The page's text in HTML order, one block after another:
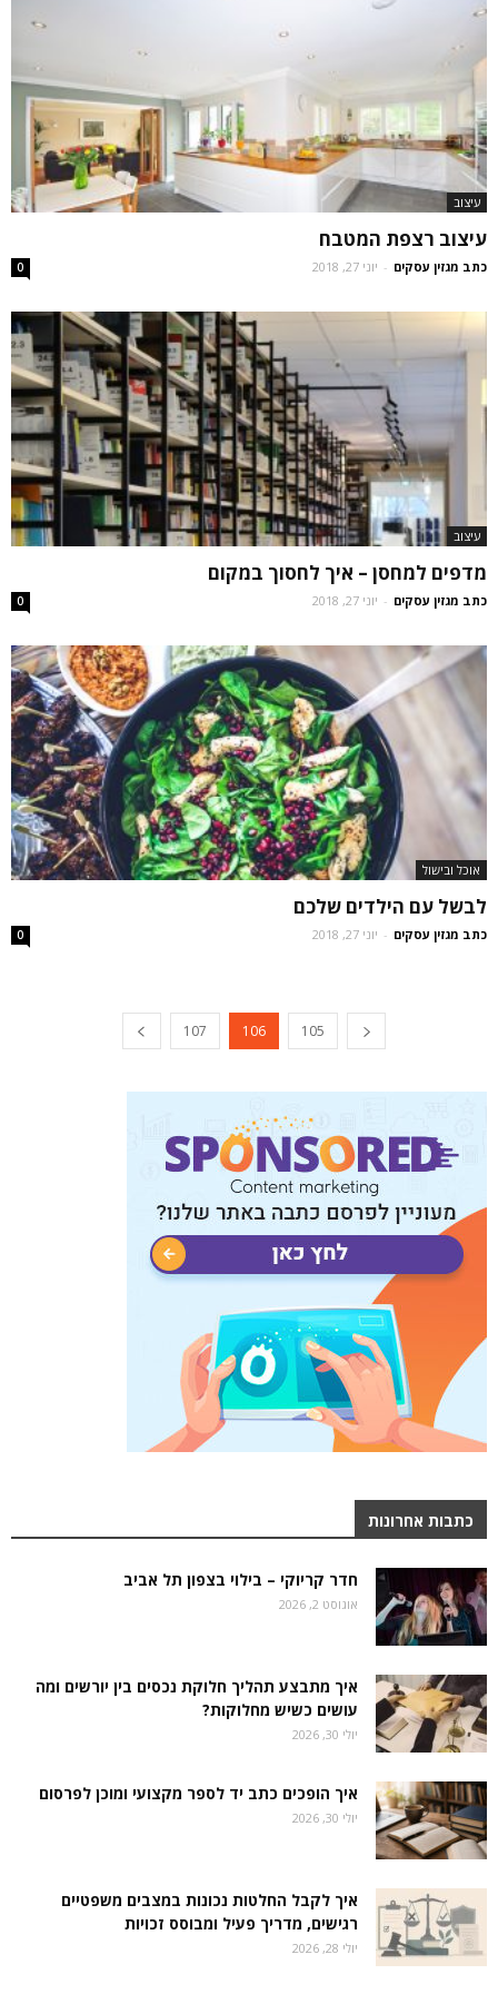
עיצוב
עיצוב רצפת המטבח
כתב מגזין עסקים - יוני 27, 2018 0
עיצוב
מדפים למחסן – איך לחסוך במקום
כתב מגזין עסקים - יוני 27, 2018 0
אוכל ובישול
לבשל עם הילדים שלכם
כתב מגזין עסקים - יוני 27, 2018 0
105
106
107
כתבות אחרונות
חדר קריוקי – בילוי בצפון תל אביב
אוגוסט 2, 2026
איך מתבצע תהליך חלוקת נכסים בין יורשים ומה
עושים כשיש מחלוקות?
יולי 30, 2026
איך הופכים כתב יד לספר מקצועי ומוכן לפרסום
יולי 30, 2026
איך לקבל החלטות נכונות במצבים משפטיים
רגישים, מדריך פעיל ומבוסס זכויות
יולי 28, 2026